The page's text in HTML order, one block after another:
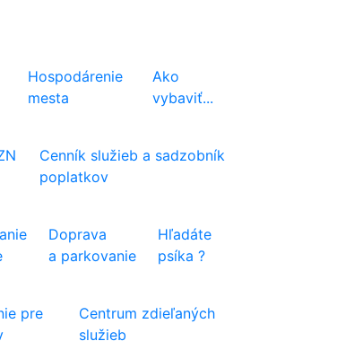
Hospodárenie
mesta
Ako
vybaviť...
Cenník služieb a sadzobník
poplatkov
Doprava
a parkovanie
Hľadáte
psíka ?
pre
Centrum zdieľaných
služieb